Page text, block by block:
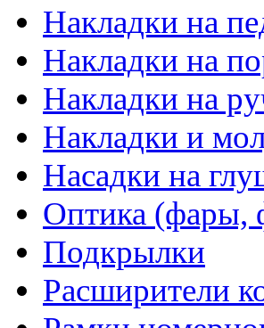
Накладки на
Накладки на
Накладки на
Накладки и
Насадки на
Оптика (фары,
Подкрылки
Расширители